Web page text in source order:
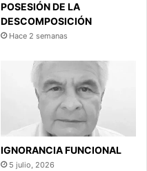
POSESIÓN DE LA
DESCOMPOSICIÓN
Hace 2 semanas
IGNORANCIA FUNCIONAL
5 julio, 2026